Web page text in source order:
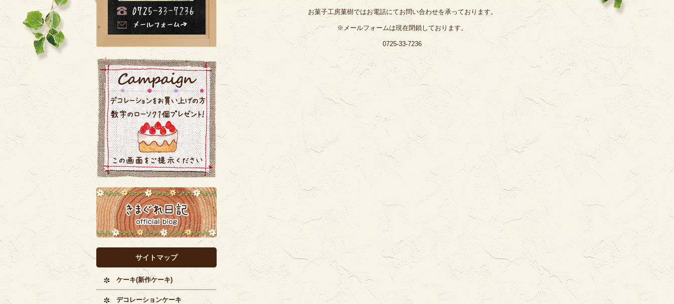
サイトマップ
ケーキ(新作ケーキ)
デコレーションケーキ
お菓子工房菓樹ではお電話にてお問い合わせを承っております。
※メールフォームは現在閉鎖しております。
0725-33-7236